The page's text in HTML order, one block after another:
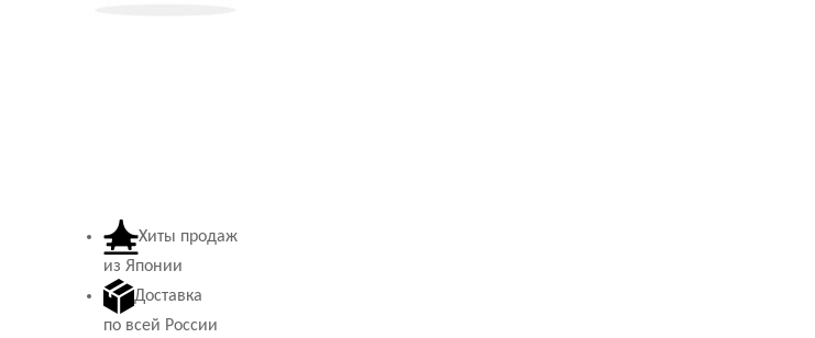
Хиты продаж
из Японии
Доставка
по всей России